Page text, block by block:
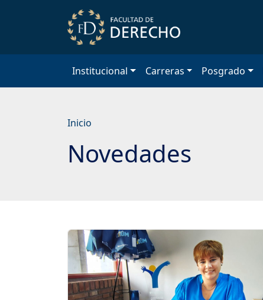
Institucional Carreras Posgrado
Inicio
Novedades